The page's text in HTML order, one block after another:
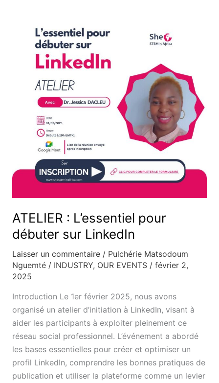
ATELIER : L’essentiel pour
débuter sur LinkedIn
Laisser un commentaire / Pulchérie Matsodoum
Nguemté / INDUSTRY, OUR EVENTS/ février 2,
2025
Introduction Le 1er février 2025, nous avons
organisé un atelier d’initiation à LinkedIn, visant à
aider les participants à exploiter pleinement ce
réseau social professionnel. L’événement a abordé
les bases essentielles pour créer et optimiser un
profil LinkedIn, comprendre les bonnes pratiques de
publication et utiliser la plateforme comme un levier
L’essentiel
LinkedIn